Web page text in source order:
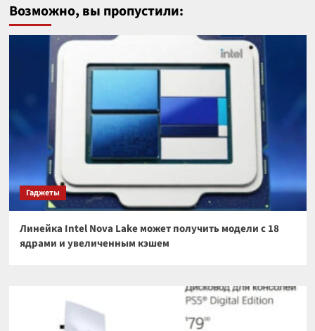
Возможно, вы пропустили:
Гаджеты
Линейка Intel Nova Lake может получить модели с 18
ядрами и увеличенным кэшем